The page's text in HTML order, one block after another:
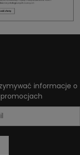
informacje o